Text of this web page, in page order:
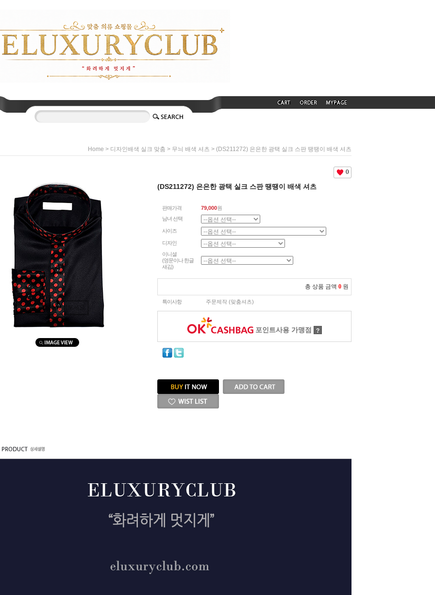
Home > 디자인배색 실크 맞춤 > 무늬 배색 셔츠 > (DS211272) 은은한 광택 실크 스판 땡땡이 배색 셔츠
마우스를 올려보세요
0
(DS211272) 은은한 광택 실크 스판 땡땡이 배색 셔츠
판매가격 79,000원
남녀 선택
사이즈
디자인
이니셜
(영문이나 한글
새김)
총 상품 금액 0 원
특이사항 주문제작 (맞춤셔츠)
포인트사용 가맹점 ?